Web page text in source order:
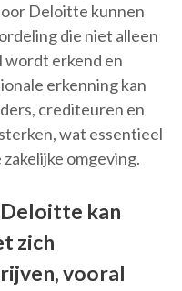
Deloitte kunnen
die niet alleen
wordt erkend en
erkenning kan
crediteuren en
wat essentieel
omgeving.
kan
zich
vooral